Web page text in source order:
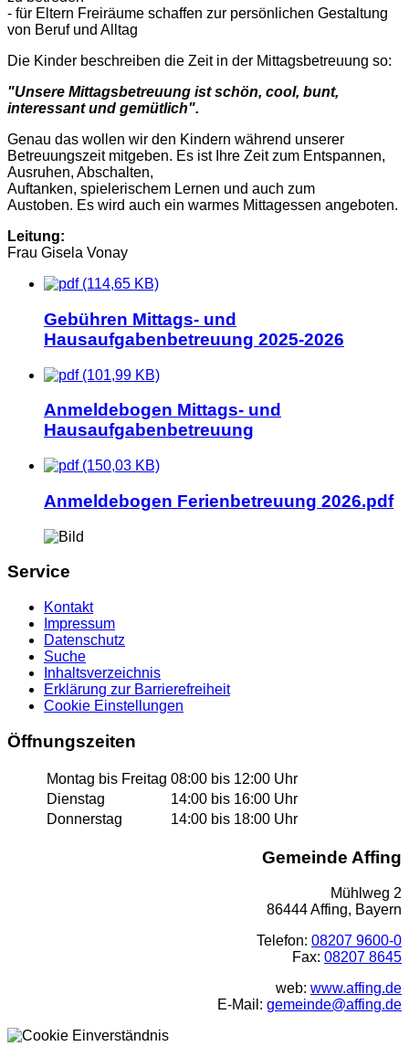
- für Eltern Freiräume schaffen zur persönlichen Gestaltung
von Beruf und Alltag
Die Kinder beschreiben die Zeit in der Mittagsbetreuung so:
"Unsere Mittagsbetreuung ist schön, cool, bunt,
interessant und gemütlich".
Genau das wollen wir den Kindern während unserer
Betreuungszeit mitgeben. Es ist Ihre Zeit zum Entspannen,
Ausruhen, Abschalten,
Auftanken, spielerischem Lernen und auch zum
Austoben. Es wird auch ein warmes Mittagessen angeboten.
Leitung:
Frau Gisela Vonay
(114,65 KB)
Gebühren Mittags- und
Hausaufgabenbetreuung 2025-2026
(101,99 KB)
Anmeldebogen Mittags- und
Hausaufgabenbetreuung
(150,03 KB)
Anmeldebogen Ferienbetreuung 2026.pdf
Service
Kontakt
Impressum
Datenschutz
Suche
Inhaltsverzeichnis
Erklärung zur Barrierefreiheit
Cookie Einstellungen
Öffnungszeiten
Montag bis Freitag 08:00 bis 12:00 Uhr
Dienstag
14:00 bis 16:00 Uhr
Donnerstag
14:00 bis 18:00 Uhr
Gemeinde Affing
Mühlweg 2
86444 Affing, Bayern
Telefon: 08207 9600-0
Fax: 08207 8645
web: www.affing.de
E-Mail: gemeinde@affing.de